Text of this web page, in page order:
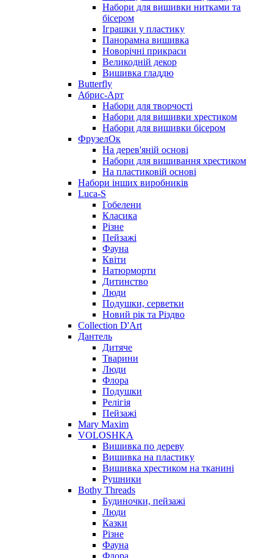
Набори для вишивки нитками та
бісером
Іграшки у пластику
Панорамна вишивка
Новорічні прикраси
Великодній декор
Вишивка гладдю
Butterfly
Абрис-Арт
Набори для творчості
Набори для вишивки хрестиком
Набори для вишивки бісером
ФрузелОк
На дерев'яній основі
Набори для вишивання хрестиком
На пластиковій основі
Набори інших виробників
Luca-S
Гобелени
Класика
Різне
Пейзажі
Фауна
Квіти
Натюрморти
Дитинство
Люди
Подушки, серветки
Новий рік та Різдво
Collection D'Art
Дантель
Дитяче
Тварини
Люди
Флора
Подушки
Релігія
Пейзажі
Mary Maxim
VOLOSHKA
Вишивка по дереву
Вишивка на пластику
Вишивка хрестиком на тканині
Рушники
Bothy Threads
Будиночки, пейзажі
Люди
Казки
Різне
Фауна
Флора